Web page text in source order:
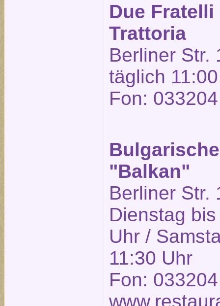
Due
Trattoria
Berliner Str.
täglich
Fon:
"Balkan"
Berliner Str.
Dienstag
Uhr /
11:30 Uhr
Fon: